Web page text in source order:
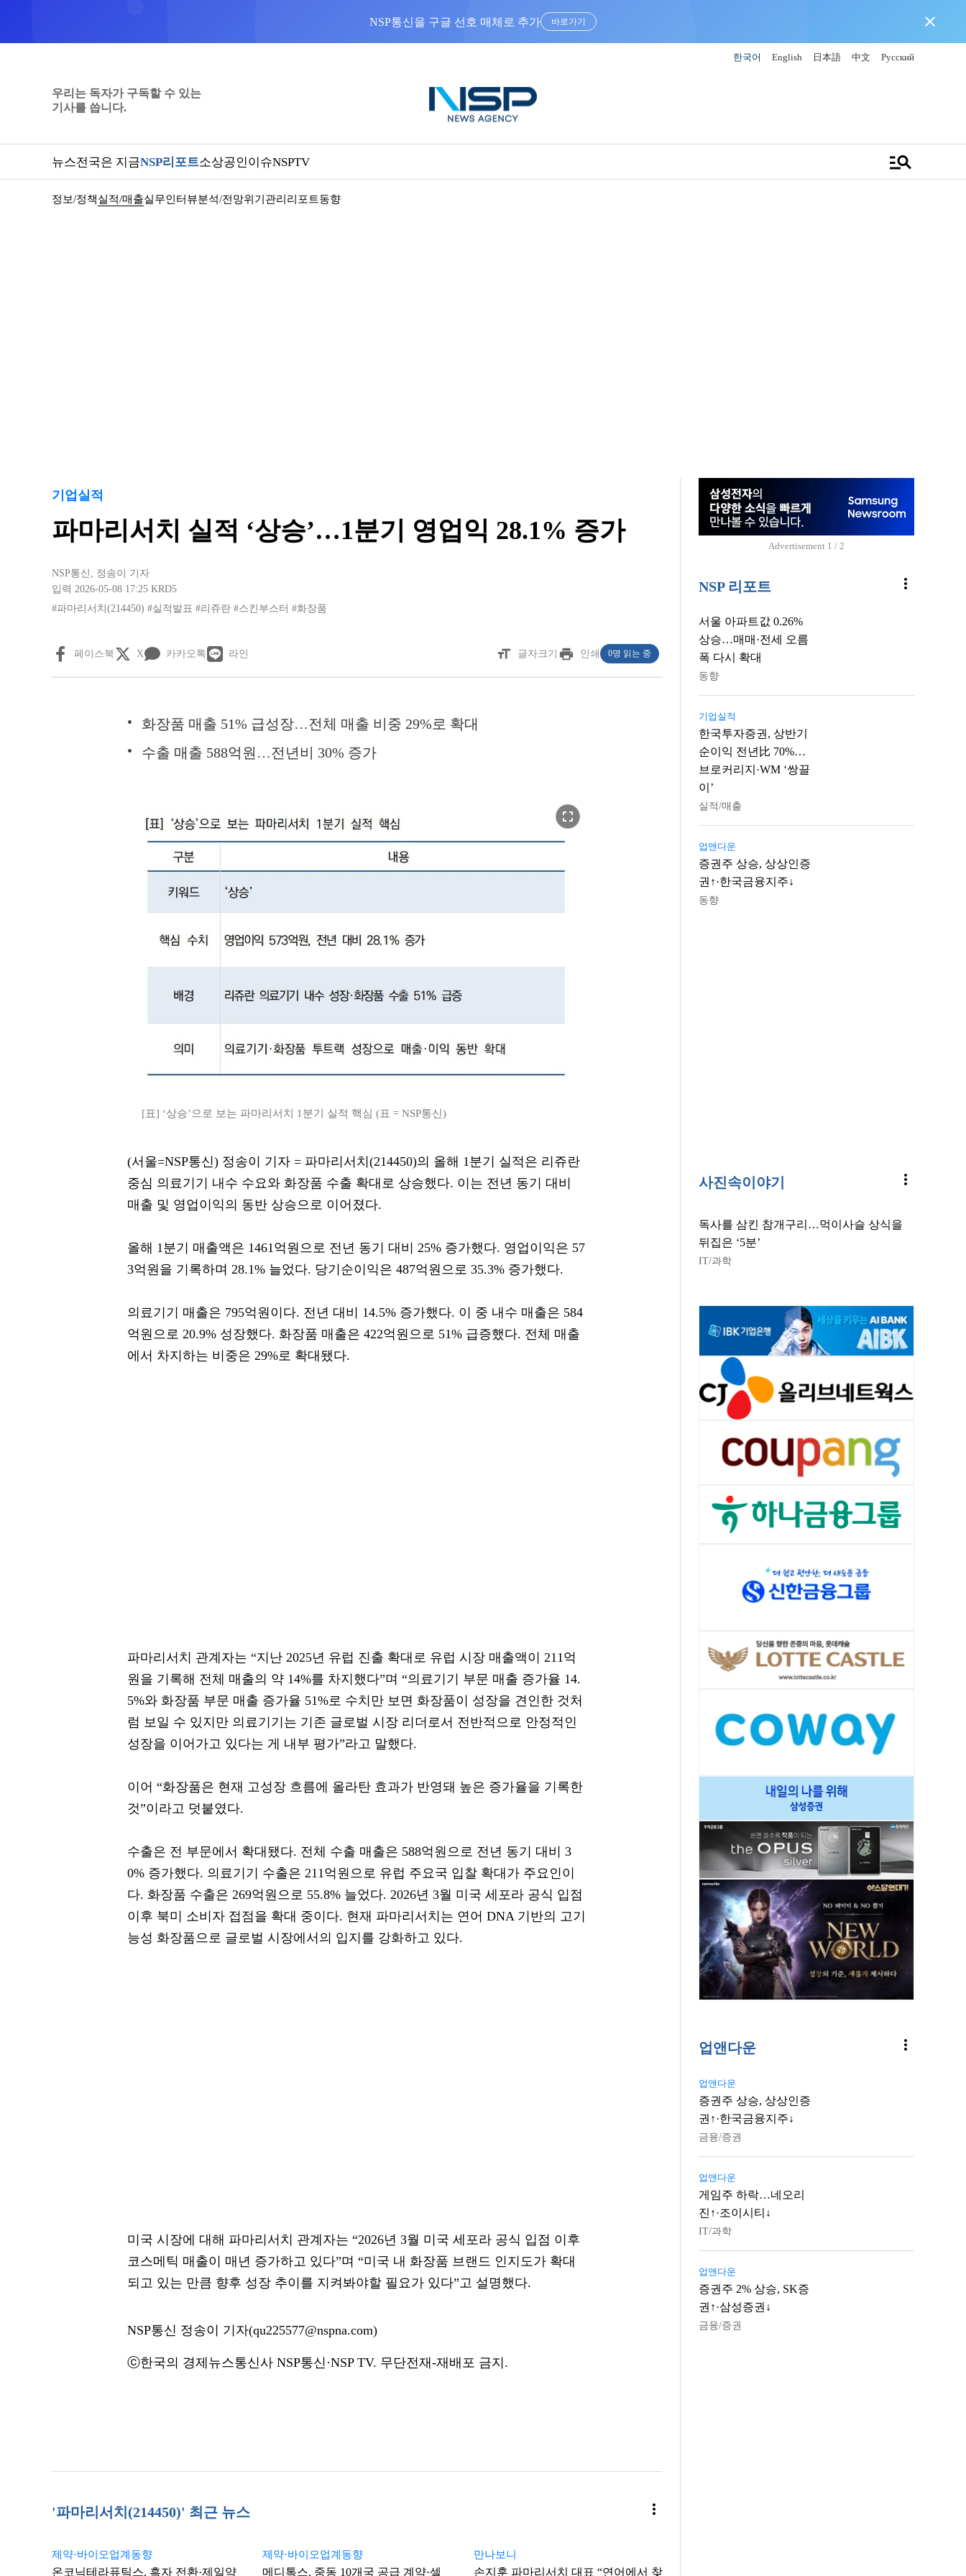
NSP통신을 구글 선호 매체로 추가 바로가기 close
한국어 English 日本語 中文 Русский
우리는 독자가 구독할 수 있는
기사를 씁니다.
뉴스전국은 지금NSP리포트소상공인이슈NSPTV manage_search
정보/정책실적/매출실무인터뷰분석/전망위기관리 리포트동향
기업실적
파마리서치 실적 ‘상승’…1분기 영업익 28.1% 증가
NSP통신 , 정송이 기자
입력 2026-05-08 17:25 KRD5
#파마리서치(214450) #실적발표 #리쥬란 #스킨부스터 #화장품
페이스북 X 카카오톡 라인 format_size 글자크기 print 인쇄 0명 읽는 중
화장품 매출 51% 급성장…전체 매출 비중 29%로 확대
수출 매출 588억원…전년비 30% 증가
fullscreen
[표] ‘상승’으로 보는 파마리서치 1분기 실적 핵심 (표 = NSP통신)
(서울=NSP통신) 정송이 기자 = 파마리서치(214450)의 올해 1분기 실적은 리쥬란
중심 의료기기 내수 수요와 화장품 수출 확대로 상승했다. 이는 전년 동기 대비
매출 및 영업이익의 동반 상승으로 이어졌다.
올해 1분기 매출액은 1461억원으로 전년 동기 대비 25% 증가했다. 영업이익은 57
3억원을 기록하며 28.1% 늘었다. 당기순이익은 487억원으로 35.3% 증가했다.
의료기기 매출은 795억원이다. 전년 대비 14.5% 증가했다. 이 중 내수 매출은 584
억원으로 20.9% 성장했다. 화장품 매출은 422억원으로 51% 급증했다. 전체 매출
에서 차지하는 비중은 29%로 확대됐다.
파마리서치 관계자는 “지난 2025년 유럽 진출 확대로 유럽 시장 매출액이 211억
원을 기록해 전체 매출의 약 14%를 차지했다”며 “의료기기 부문 매출 증가율 14.
5%와 화장품 부문 매출 증가율 51%로 수치만 보면 화장품이 성장을 견인한 것처
럼 보일 수 있지만 의료기기는 기존 글로벌 시장 리더로서 전반적으로 안정적인
성장을 이어가고 있다는 게 내부 평가”라고 말했다.
이어 “화장품은 현재 고성장 흐름에 올라탄 효과가 반영돼 높은 증가율을 기록한
것”이라고 덧붙였다.
수출은 전 부문에서 확대됐다. 전체 수출 매출은 588억원으로 전년 동기 대비 3
0% 증가했다. 의료기기 수출은 211억원으로 유럽 주요국 입찰 확대가 주요인이
다. 화장품 수출은 269억원으로 55.8% 늘었다. 2026년 3월 미국 세포라 공식 입점
이후 북미 소비자 접점을 확대 중이다. 현재 파마리서치는 연어 DNA 기반의 고기
능성 화장품으로 글로벌 시장에서의 입지를 강화하고 있다.
미국 시장에 대해 파마리서치 관계자는 “2026년 3월 미국 세포라 공식 입점 이후
코스메틱 매출이 매년 증가하고 있다”며 “미국 내 화장품 브랜드 인지도가 확대
되고 있는 만큼 향후 성장 추이를 지켜봐야할 필요가 있다”고 설명했다.
NSP통신 정송이 기자(qu225577@nspna.com)
ⓒ한국의 경제뉴스통신사 NSP통신·NSP TV. 무단전재-재배포 금지.
'파마리서치(214450)' 최근 뉴스 more_vert
제약·바이오업계동향
온코닉테라퓨틱스, 흑자 전환·제일약
제약·바이오업계동향
메디톡스, 중동 10개국 공급 계약·셀
만나보니
손지훈 파마리서치 대표 “연어에서 찾
Advertisement 1 / 2
NSP 리포트 more_vert
서울 아파트값 0.26%
상승…매매·전세 오름
폭 다시 확대
동향
기업실적
한국투자증권, 상반기
순이익 전년比 70%…
브로커리지·WM ‘쌍끌
이’
실적/매출
업앤다운
증권주 상승, 상상인증
권↑·한국금융지주↓
동향
사진속이야기 more_vert
독사를 삼킨 참개구리…먹이사슬 상식을
뒤집은 ‘5분’
IT/과학
업앤다운 more_vert
업앤다운
증권주 상승, 상상인증
권↑·한국금융지주↓
금융/증권
업앤다운
게임주 하락…네오리
진↑·조이시티↓
IT/과학
업앤다운
증권주 2% 상승, SK증
권↑·삼성증권↓
금융/증권